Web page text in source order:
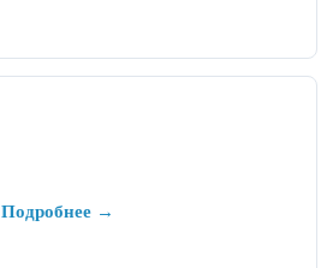
Подробнее →